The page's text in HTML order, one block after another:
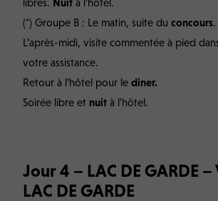
libres.Nuit à l’hôtel.
(*) Groupe B : Le matin, suite duconcours
L’après-midi, visite commentée à pied
votre assistance.
Retour à l’hôtel pour lediner.
Soirée libre et nuit à l’hôtel.
Jour 4 – LAC DE GARDE –
LAC DE GARDE